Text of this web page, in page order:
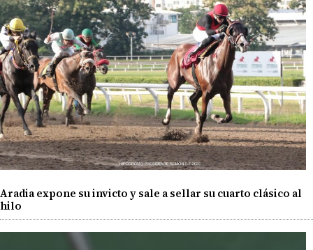
Aradia expone su invicto y sale a sellar su cuarto clásico al
hilo